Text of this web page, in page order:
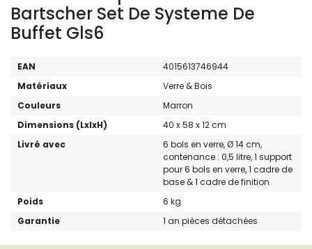
Bartscher Set De Systeme De
Buffet Gls6
EAN
4015613746944
Matériaux
Verre & Bois
Couleurs
Marron
Dimensions (LxlxH)
40 x 58 x 12 cm
Livré avec
6 bols en verre, Ø 14 cm,
contenance : 0,5 litre, 1 support
pour 6 bols en verre, 1 cadre de
base & 1 cadre de finition
Poids
6 kg
Garantie
1 an pièces détachées